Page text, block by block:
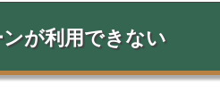
が利用できない